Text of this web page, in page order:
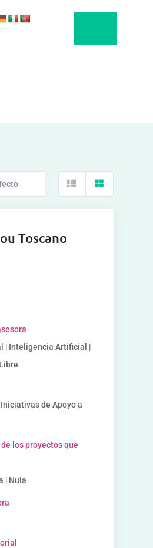
Toscano
| Inteligencia Artificial |
Iniciativas de Apoyo a
los proyectos que
| Nula